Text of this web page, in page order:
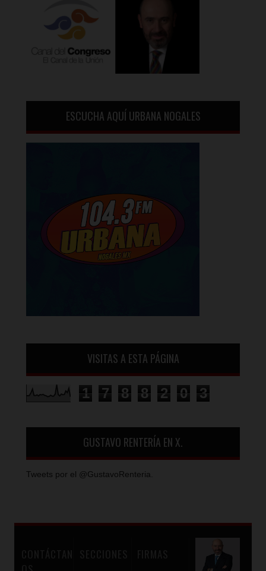
ESCUCHA AQUÍ URBANA NOGALES
VISITAS A ESTA PÁGINA
1 7 8 8 2 0 3
GUSTAVO RENTERÍA EN X.
Tweets por el @GustavoRenteria.